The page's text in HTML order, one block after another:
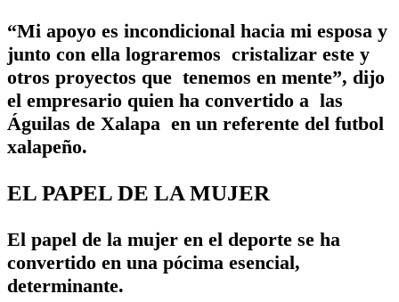
“Mi apoyo es incondicional hacia mi esposa y
junto con ella lograremos cristalizar este y
otros proyectos que tenemos en mente”, dijo
el empresario quien ha convertido a las
Águilas de Xalapa en un referente del futbol
xalapeño.
EL PAPEL DE LA MUJER
El papel de la mujer en el deporte se ha
convertido en una pócima esencial,
determinante.